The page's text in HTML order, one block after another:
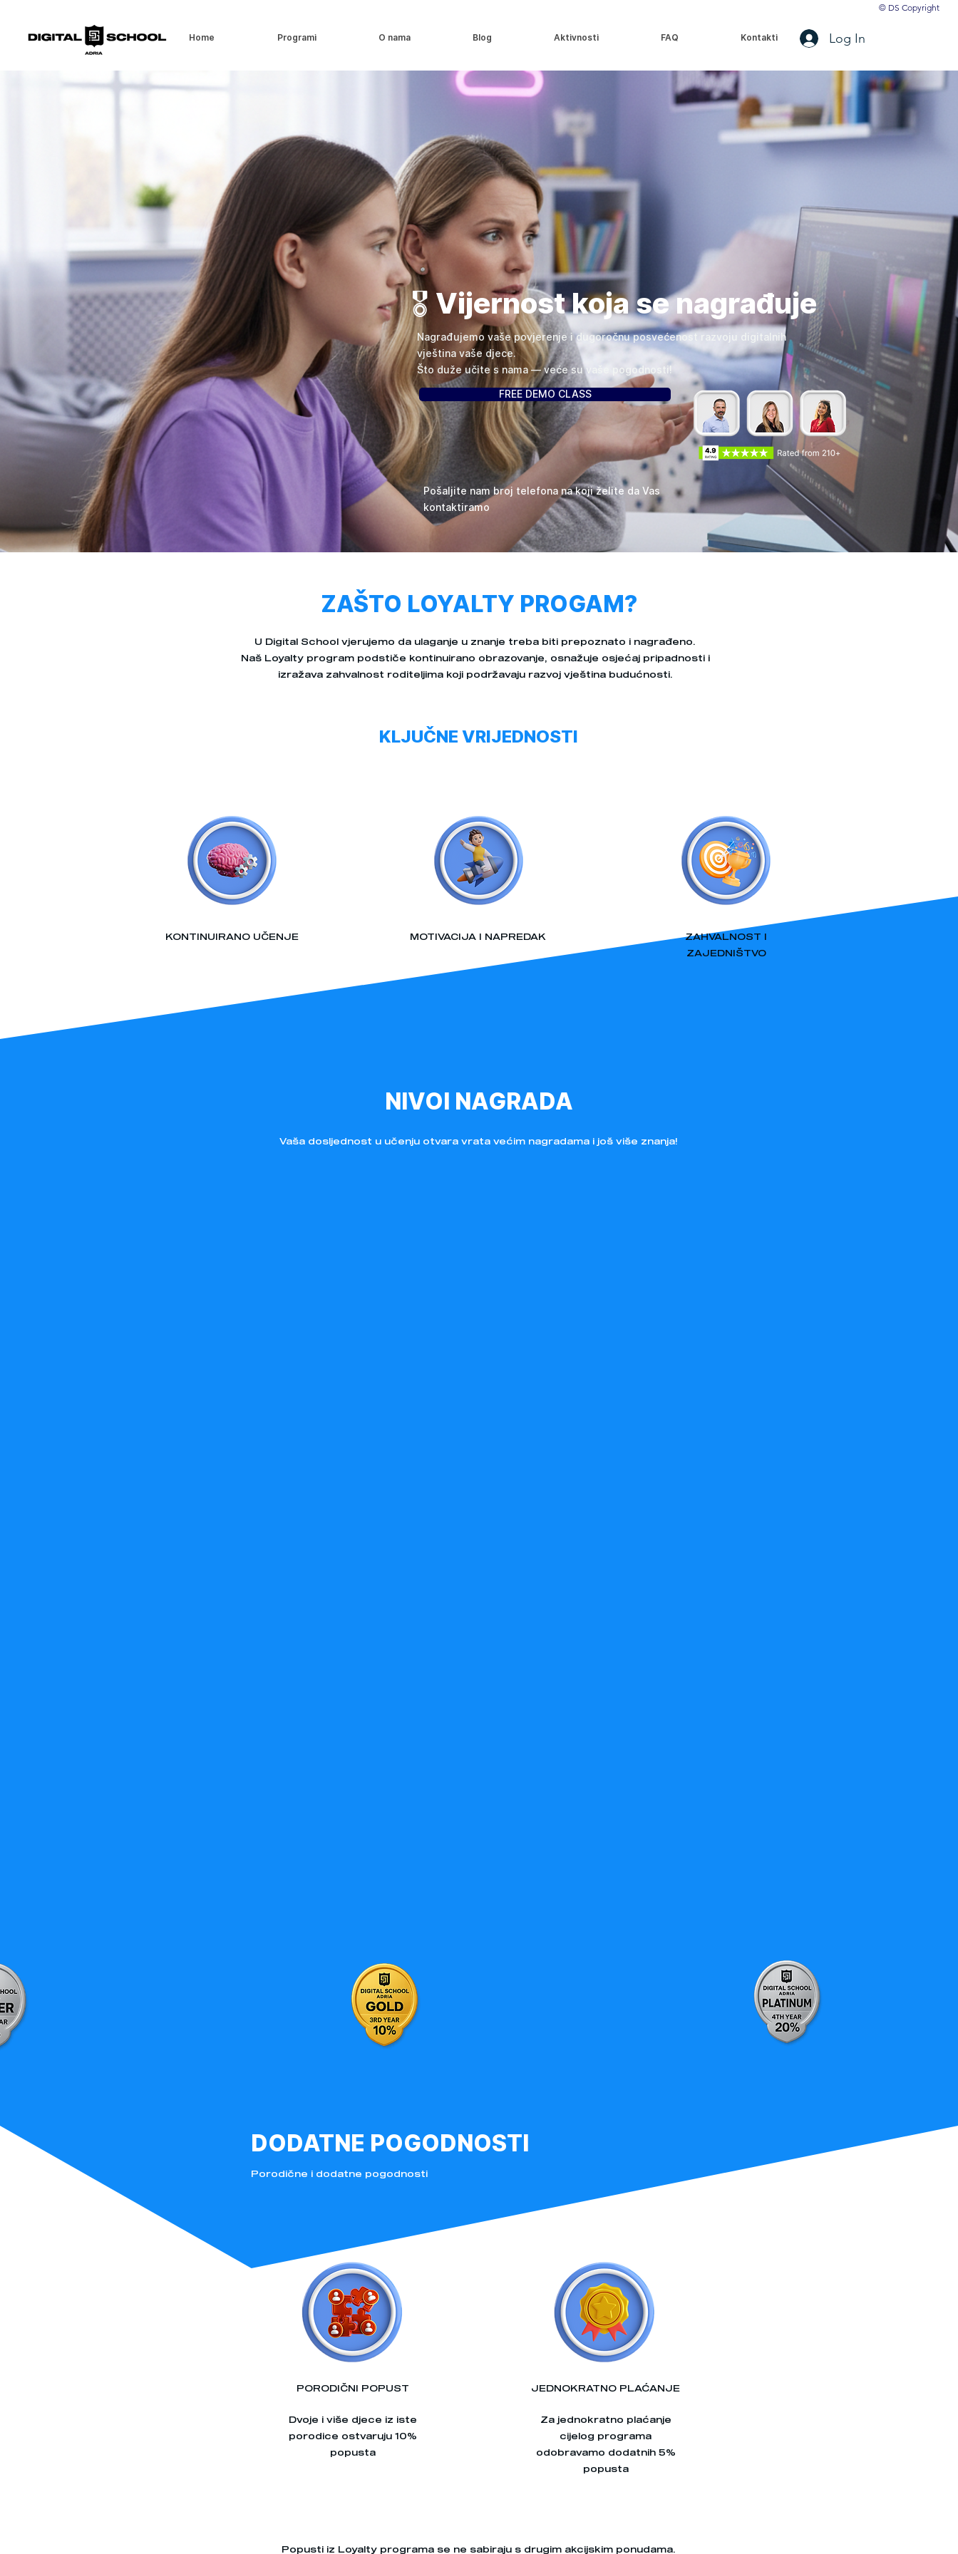
Home Programi O nama Blog Aktivnosti FAQ Kontakti Log In
© DS Copyright
🎖️ Vijernost koja se nagrađuje
Nagrađujemo vaše povjerenje i dugoročnu posvećenost razvoju digitalnih
vještina vaše djece.
Što duže učite s nama — veće su vaše pogodnosti!
FREE DEMO CLASS
Pošaljite nam broj telefona na koji želite da Vas
kontaktiramo
ZAŠTO LOYALTY PROGAM?
U Digital School vjerujemo da ulaganje u znanje treba biti prepoznato i nagrađeno.
Naš Loyalty program podstiče kontinuirano obrazovanje, osnažuje osjećaj pripadnosti i
izražava zahvalnost roditeljima koji podržavaju razvoj vještina budućnosti.
KLJUČNE VRIJEDNOSTI
KONTINUIRANO UČENJE MOTIVACIJA I NAPREDAK
ZAHVALNOST I
ZAJEDNIŠTVO
NIVOI NAGRADA
Vaša dosljednost u učenju otvara vrata većim nagradama i još više znanja!
DODATNE POGODNOSTI
Porodične i dodatne pogodnosti
PORODIČNI POPUST
Dvoje i više djece iz iste
porodice ostvaruju 10%
popusta
JEDNOKRATNO PLAĆANJE
Za jednokratno plaćanje
cijelog programa
odobravamo dodatnih 5%
popusta
Popusti iz Loyalty programa se ne sabiraju s drugim akcijskim ponudama.